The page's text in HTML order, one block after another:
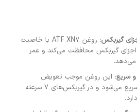
گیربکس
: روغن ATF XN7 با خاصیت
گیربکس محافظت می‌کند و عمر
می‌دهد.
سریع: این روغن موجب تعویض
دنده‌های روان و سریع می‌شود و در گیربکس‌های 7 سرعته